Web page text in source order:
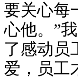
要关心每
心他。”
了感动员
爱，员工